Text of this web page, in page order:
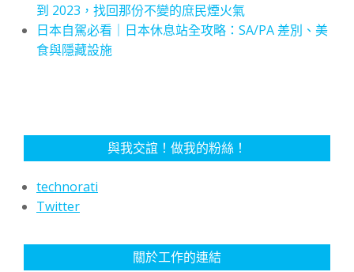
到 2023，找回那份不變的庶民煙火氣
日本自駕必看｜日本休息站全攻略：SA/PA 差別、美
食與隱藏設施
與我交誼！做我的粉絲！
technorati
Twitter
關於工作的連結